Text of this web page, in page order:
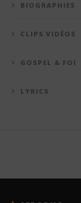
BIOGRAPHIES
CLIPS VIDÉOS
GOSPEL & FOI
LYRICS